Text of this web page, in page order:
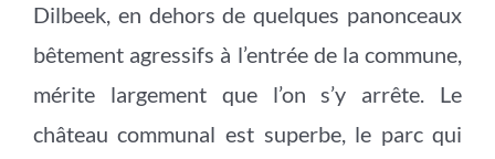
Dilbeek, en dehors de quelques panonceaux
bêtement agressifs à l’entrée de la commune,
mérite largement que l’on s’y arrête. Le
château communal est superbe, le parc qui